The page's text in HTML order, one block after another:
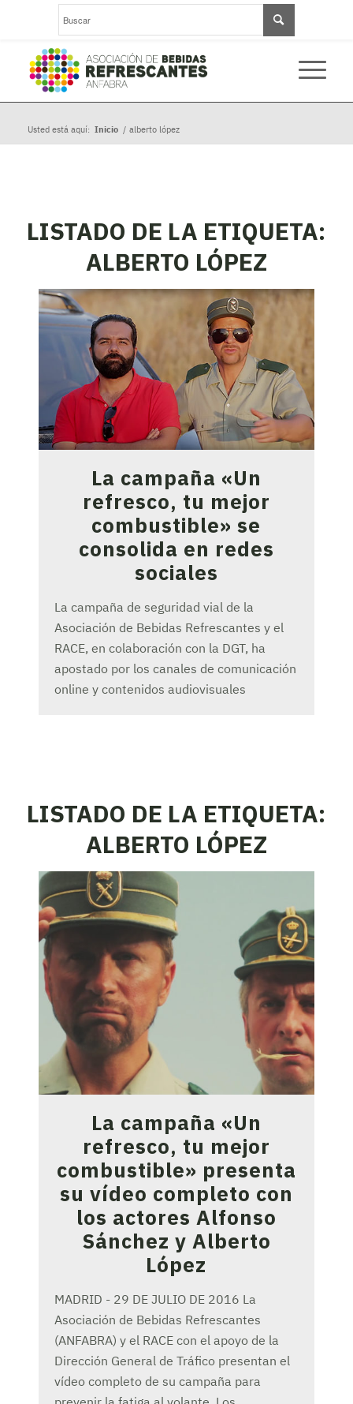
Usted está aquí: Inicio / alberto lópez
LISTADO DE LA ETIQUETA:
ALBERTO LÓPEZ
La campaña «Un
refresco, tu mejor
combustible» se
consolida en redes
sociales
La campaña de seguridad vial de la
Asociación de Bebidas Refrescantes y el
RACE, en colaboración con la DGT, ha
apostado por los canales de comunicación
online y contenidos audiovisuales
LISTADO DE LA ETIQUETA:
ALBERTO LÓPEZ
La campaña «Un
refresco, tu mejor
combustible» presenta
su vídeo completo con
los actores Alfonso
Sánchez y Alberto
López
MADRID - 29 DE JULIO DE 2016 La
Asociación de Bebidas Refrescantes
(ANFABRA) y el RACE con el apoyo de la
Dirección General de Tráfico presentan el
vídeo completo de su campaña para